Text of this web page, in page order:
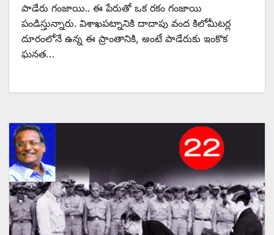
పాడేరు గంజాయి.. ఈ పేరుతో ఒక రకం గంజాయి
పండిస్తున్నారు. విశాఖపట్నానికి దాదాపు వంద కిలోమీటర్ల
దూరంలోనే ఉన్న ఈ ప్రాంతానికి, అంటే పాడేరుకు ఇంకొక
ఘనత…